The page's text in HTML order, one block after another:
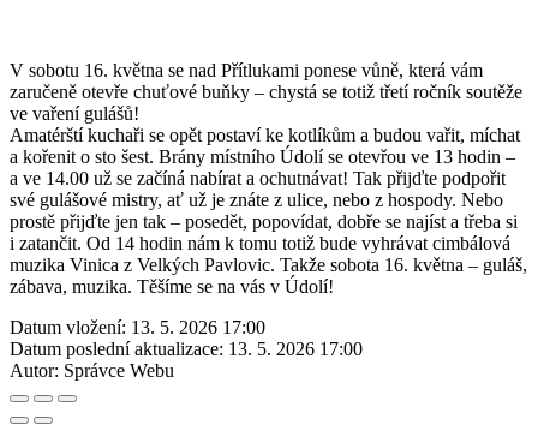
V sobotu 16. května se nad Přítlukami ponese vůně, která vám
zaručeně otevře chuťové buňky – chystá se totiž třetí ročník soutěže
ve vaření gulášů!
Amatérští kuchaři se opět postaví ke kotlíkům a budou vařit, míchat
a kořenit o sto šest. Brány místního Údolí se otevřou ve 13 hodin –
a ve 14.00 už se začíná nabírat a ochutnávat! Tak přijďte podpořit
své gulášové mistry, ať už je znáte z ulice, nebo z hospody. Nebo
prostě přijďte jen tak – posedět, popovídat, dobře se najíst a třeba si
i zatančit. Od 14 hodin nám k tomu totiž bude vyhrávat cimbálová
muzika Vinica z Velkých Pavlovic. Takže sobota 16. května – guláš,
zábava, muzika. Těšíme se na vás v Údolí!
Datum vložení: 13. 5. 2026 17:00
Datum poslední aktualizace: 13. 5. 2026 17:00
Autor: Správce Webu